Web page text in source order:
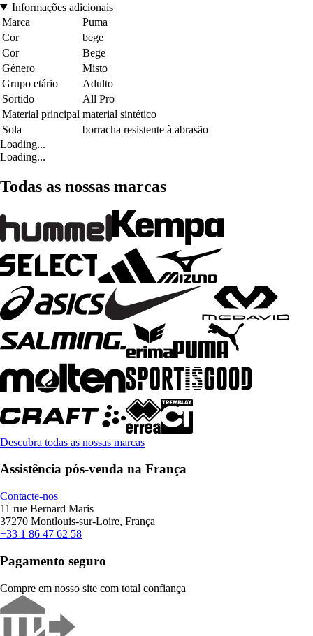
Informações adicionais
Marca
Puma
Cor
bege
Cor
Bege
Género
Misto
Grupo etário
Adulto
Sortido
All Pro
Material principal material sintético
Sola
borracha resistente à abrasão
Loading...
Loading...
Todas as nossas marcas
Descubra todas as nossas marcas
Assistência pós-venda na França
Contacte-nos
11 rue Bernard Maris
37270 Montlouis-sur-Loire, França
+33 1 86 47 62 58
Pagamento seguro
Compre em nosso site com total confiança